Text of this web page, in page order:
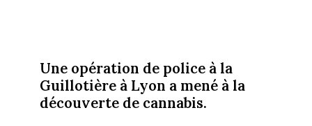
Une opération de police à la
Guillotière à Lyon a mené à la
découverte de cannabis.